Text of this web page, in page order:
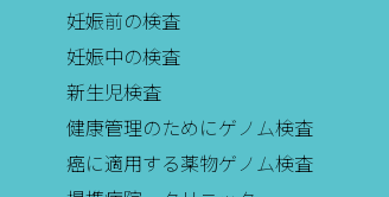
妊娠前の検査
妊娠中の検査
新生児検査
健康管理のためにゲノム検査
癌に適用する薬物ゲノム検査